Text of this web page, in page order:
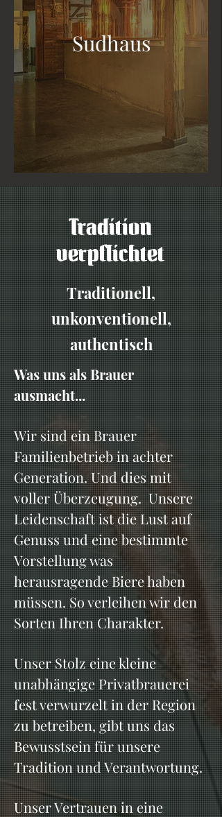
Sudhaus
Tradition
verpflichtet
Traditionell,
unkonventionell,
authentisch
Was uns als Brauer
ausmacht...
Wir sind ein Brauer
Familienbetrieb in achter
Generation. Und dies mit
voller Überzeugung. Unsere
Leidenschaft ist die Lust auf
Genuss und eine bestimmte
Vorstellung was
herausragende Biere haben
müssen. So verleihen wir den
Sorten Ihren Charakter.
Unser Stolz eine kleine
unabhängige Privatbrauerei
fest verwurzelt in der Region
zu betreiben, gibt uns das
Bewusstsein für unsere
Tradition und Verantwortung.
Unser Vertrauen in eine